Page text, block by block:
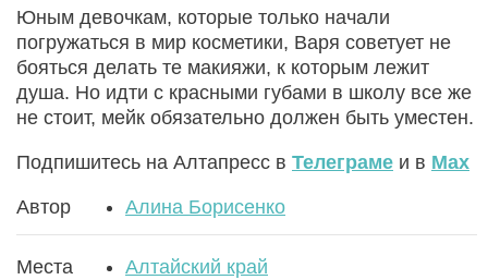
Юным девочкам, которые только начали
погружаться в мир косметики, Варя советует не
бояться делать те макияжи, к которым лежит
душа. Но идти с красными губами в школу все же
не стоит, мейк обязательно должен быть уместен.
Подпишитесь на Алтапресс в Телеграме и в Max
Автор Алина Борисенко
Места
Алтайский край